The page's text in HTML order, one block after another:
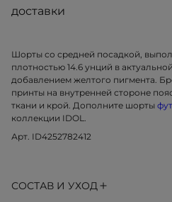
Шорты со средней посадкой,
плотностью 14.6 унций в
добавлением желтого пигмента.
принты на внутренней стороне
ткани и крой. Дополните шорты
коллекции IDOL.
Арт. ID4252782412
СОСТАВ И УХОД